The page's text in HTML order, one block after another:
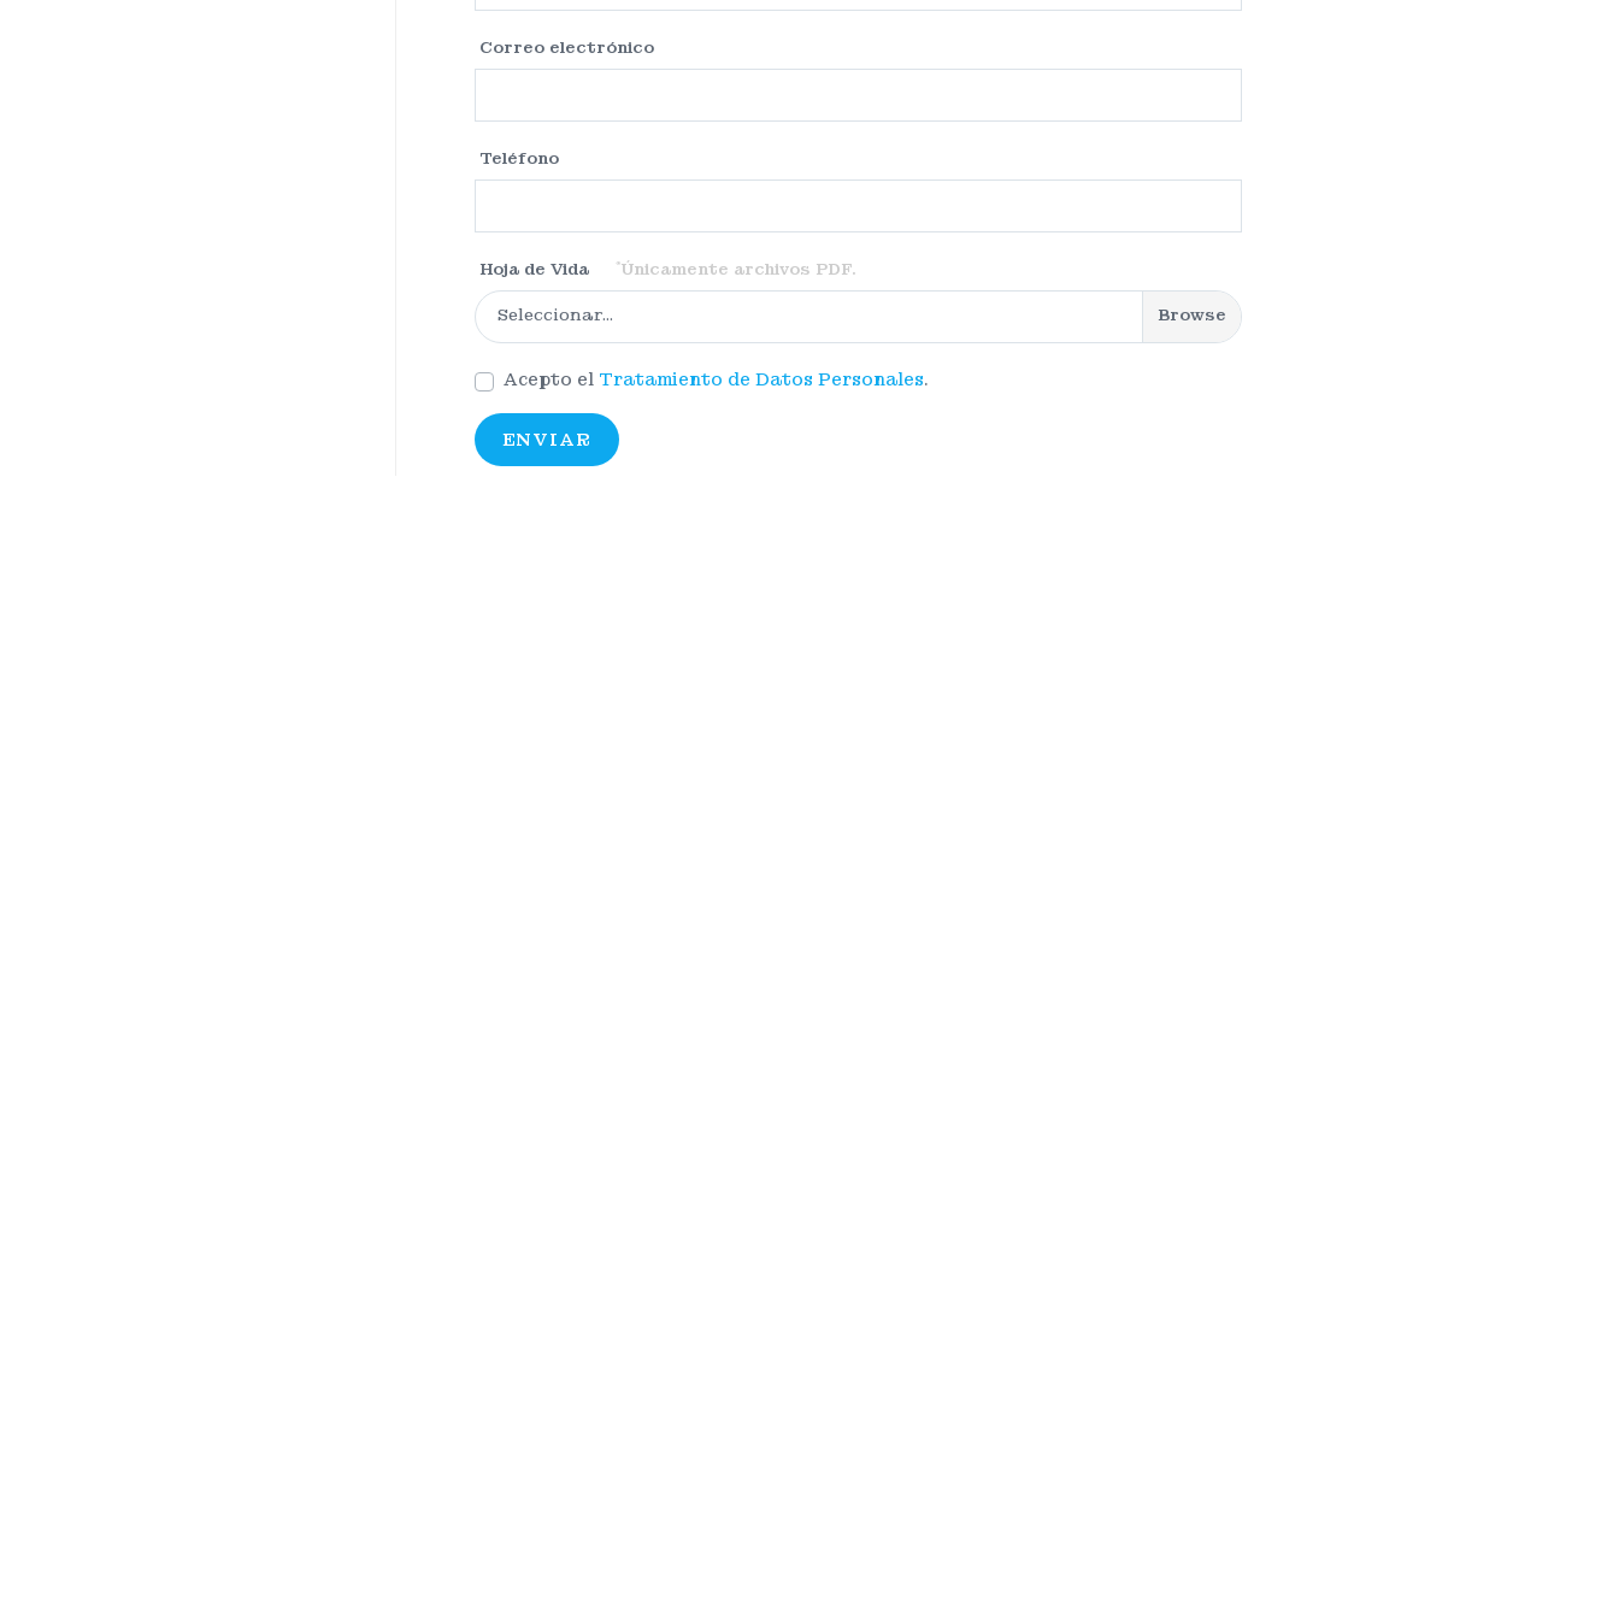
Correo electrónico
Teléfono
Hoja de Vida *Únicamente archivos PDF.
Seleccionar...
Acepto el Tratamiento de Datos Personales.
ENVIAR